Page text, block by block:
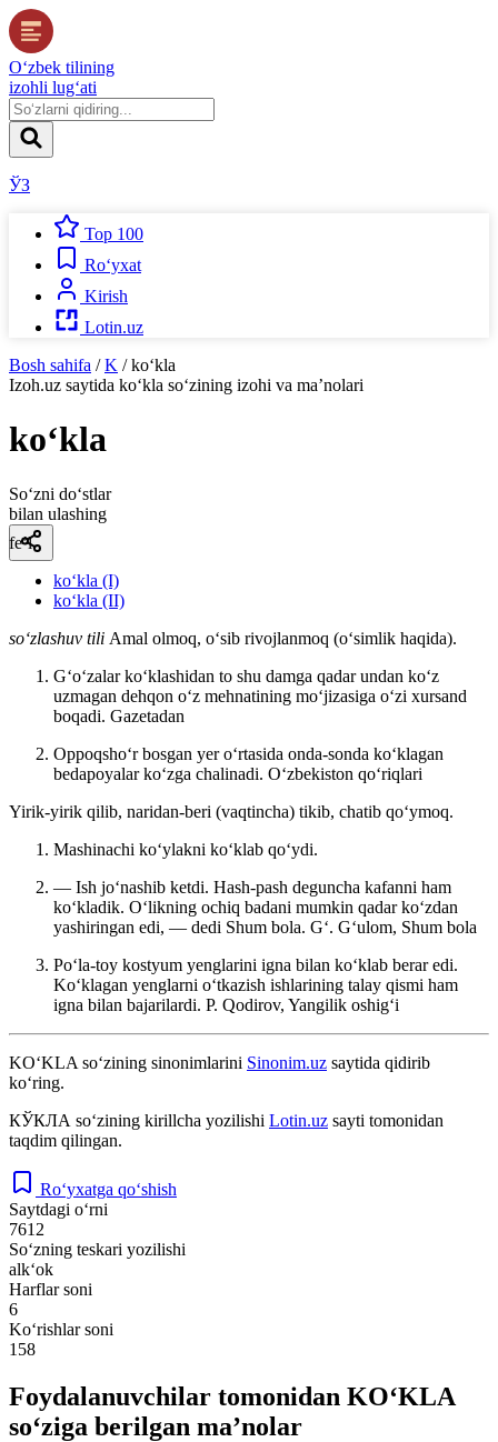
O‘zbek tilining
izohli lug‘ati
ЎЗ
Top 100
Ro‘yxat
Kirish
Lotin.uz
Bosh sahifa / K / ko‘kla
Izoh.uz saytida ko‘kla so‘zining izohi va ma’nolari
ko‘kla
So‘zni do‘stlar
bilan ulashing
fe’l
ko‘kla (I)
ko‘kla (II)
so‘zlashuv tili Amal olmoq, oʻsib rivojlanmoq (oʻsimlik haqida).
Gʻoʻzalar koʻklashidan to shu damga qadar undan koʻz
uzmagan dehqon oʻz mehnatining moʻjizasiga oʻzi xursand
boqadi. Gazetadan
Oppoqshoʻr bosgan yer oʻrtasida onda-sonda koʻklagan
bedapoyalar koʻzga chalinadi. Oʻzbekiston qoʻriqlari
Yirik-yirik qilib, naridan-beri (vaqtincha) tikib, chatib qoʻymoq.
Mashinachi koʻylakni koʻklab qoʻydi.
— Ish joʻnashib ketdi. Hash-pash deguncha kafanni ham
koʻkladik. Oʻlikning ochiq badani mumkin qadar koʻzdan
yashiringan edi, — dedi Shum bola. Gʻ. Gʻulom, Shum bola
Poʻla-toy kostyum yenglarini igna bilan koʻklab berar edi.
Koʻklagan yenglarni oʻtkazish ishlarining talay qismi ham
igna bilan bajarilardi. P. Qodirov, Yangilik oshigʻi
KO‘KLA so‘zining sinonimlarini Sinonim.uz saytida qidirib
ko‘ring.
КЎКЛА so‘zining kirillcha yozilishi Lotin.uz sayti tomonidan
taqdim qilingan.
Ro‘yxatga qo‘shish
Saytdagi o‘rni
7612
So‘zning teskari yozilishi
alk‘ok
Harflar soni
6
Ko‘rishlar soni
158
Foydalanuvchilar tomonidan KO‘KLA
so‘ziga berilgan ma’nolar